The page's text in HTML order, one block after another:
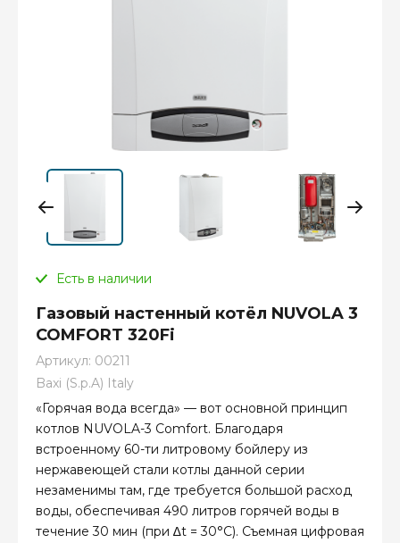
Есть в наличии
Газовый настенный котёл NUVOLA 3
COMFORT 320Fi
Артикул: 00211
Baxi (S.p.A) Italy
«Горячая вода всегда» — вот основной принцип
котлов NUVOLA-3 Comfort. Благодаря
встроенному 60-ти литровому бойлеру из
нержавеющей стали котлы данной серии
незаменимы там, где требуется большой расход
воды, обеспечивая 490 литров горячей воды в
течение 30 мин (при ∆t = 30°С). Съемная цифровая